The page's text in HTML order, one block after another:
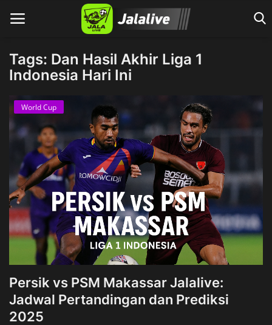
Tags: Dan Hasil Akhir Liga 1
Indonesia Hari Ini
World Cup
Persik vs PSM Makassar Jalalive:
Jadwal Pertandingan dan Prediksi
2025